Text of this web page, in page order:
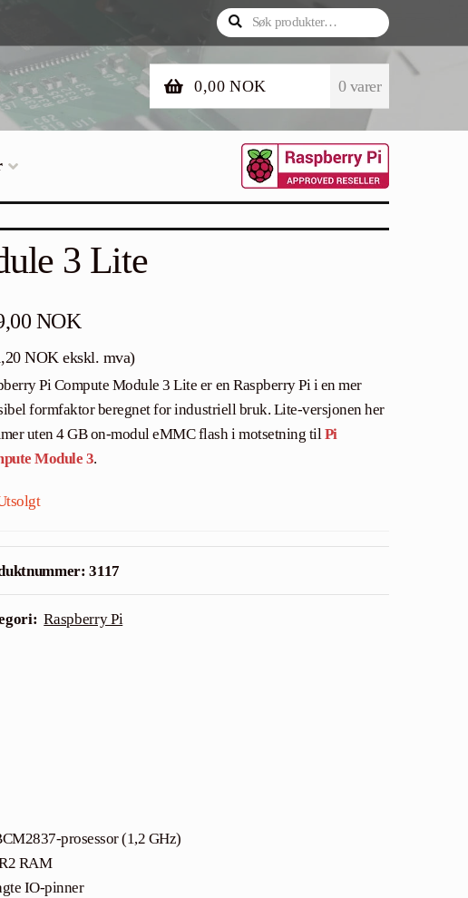
Søk
etter:
Søk
0,00NOK 0 varer
3 Lite
NOK
NOKekskl. mva)
Pi Compute Module 3 Lite er en Raspberry Pi i en mer
formfaktor beregnet for industriell bruk. Lite-versjonen her
uten 4 GB on-modul eMMC flash i motsetning tilPi
Module 3.
3117
Raspberry Pi
prosessor (1,2 GHz)
RAM
IO-pinner